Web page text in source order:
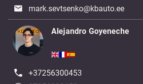
mark.sevtsenko@kbauto.ee
Alejandro Goyeneche
+37256300453